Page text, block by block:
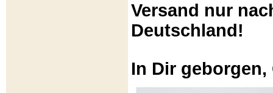
Versand nur
Deutschland!
In Dir geborgen,